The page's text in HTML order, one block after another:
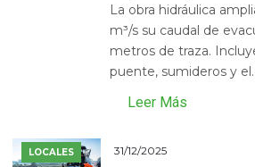
La obra hidráulica
m³/s su caudal de
metros de traza.
puente, sumideros y
Leer Más
LOCALES 31/12/2025